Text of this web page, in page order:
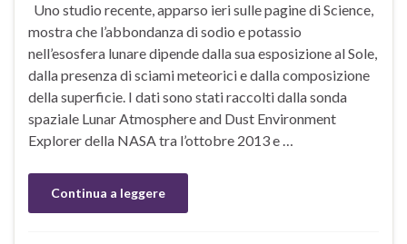
Uno studio recente, apparso ieri sulle pagine di Science,
mostra che l’abbondanza di sodio e potassio
nell’esosfera lunare dipende dalla sua esposizione al Sole,
dalla presenza di sciami meteorici e dalla composizione
della superficie. I dati sono stati raccolti dalla sonda
spaziale Lunar Atmosphere and Dust Environment
Explorer della NASA tra l’ottobre 2013 e …
Continua a leggere